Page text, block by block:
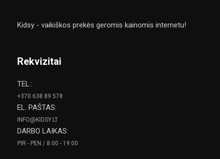
Kidsy - vaikiškos prekės geromis kainomis internetu!
Rekvizitai
TEL.:
+370 638 89 578
EL. PAŠTAS:
INFO@KIDSY.LT
DARBO LAIKAS:
PIR - PEN / 8:00 - 19:00